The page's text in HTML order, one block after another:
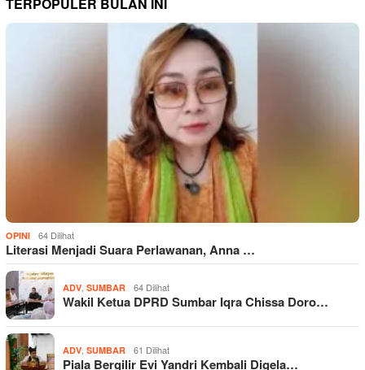
OPINI 64 Dilihat
Literasi Menjadi Suara Perlawanan, Anna …
ADV SUMBAR 64 Dilihat
Wakil Ketua DPRD Sumbar Iqra Chissa Doro…
ADV SUMBAR 61 Dilihat
Piala Bergilir Evi Yandri Kembali Digela…